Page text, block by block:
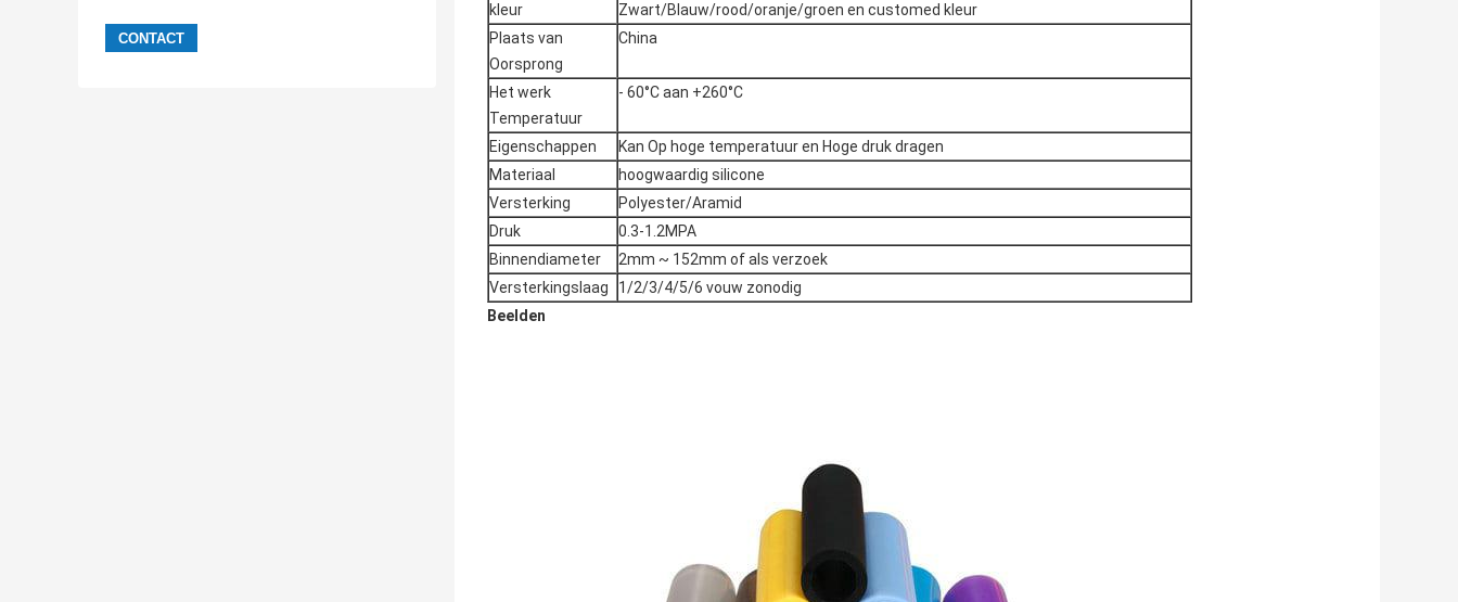
kleur
Zwart/Blauw/rood/oranje/groen en customed kleur
Plaats van
Oorsprong
China
Het werk
Temperatuur
- 60°C aan +260°C
Eigenschappen
Kan Op hoge temperatuur en Hoge druk dragen
Materiaal
hoogwaardig silicone
Versterking
Polyester/Aramid
Druk
0.3-1.2MPA
Binnendiameter
2mm ~ 152mm of als verzoek
Versterkingslaag
1/2/3/4/5/6 vouw zonodig
Beelden